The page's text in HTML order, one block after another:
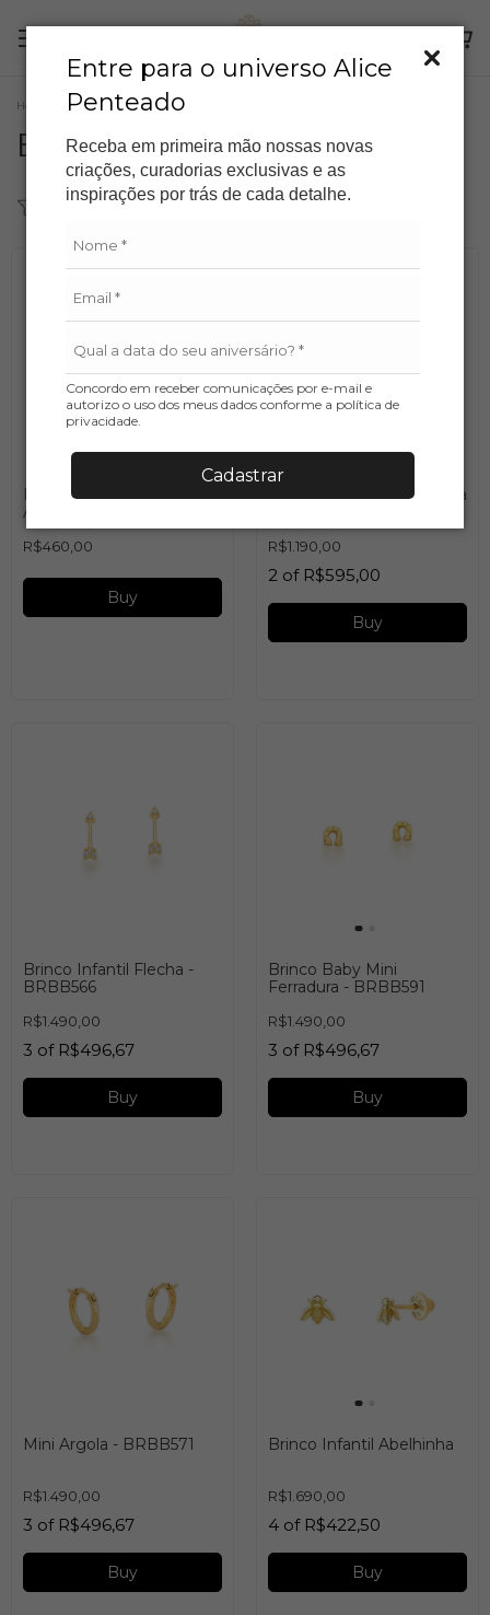
Entre para o universo Alice
Penteado
Receba em primeira mão nossas novas
criações, curadorias exclusivas e as
inspirações por trás de cada detalhe.
Concordo em receber comunicações por e-mail e
autorizo o uso dos meus dados conforme a política de
privacidade.
Cadastrar
Home Baby
Baby
PINGENTE INFANTIL
ABELHINHA
R$460,00
Buy
Brinco Infantil Salamandra
R$1.190,00
2 of R$595,00
Buy
Brinco Infantil Flecha -
BRBB566
R$1.490,00
3 of R$496,67
Buy
Brinco Baby Mini
Ferradura - BRBB591
R$1.490,00
3 of R$496,67
Buy
Mini Argola - BRBB571
R$1.490,00
3 of R$496,67
Brinco Infantil Abelhinha
R$1.690,00
4 of R$422,50
Buy